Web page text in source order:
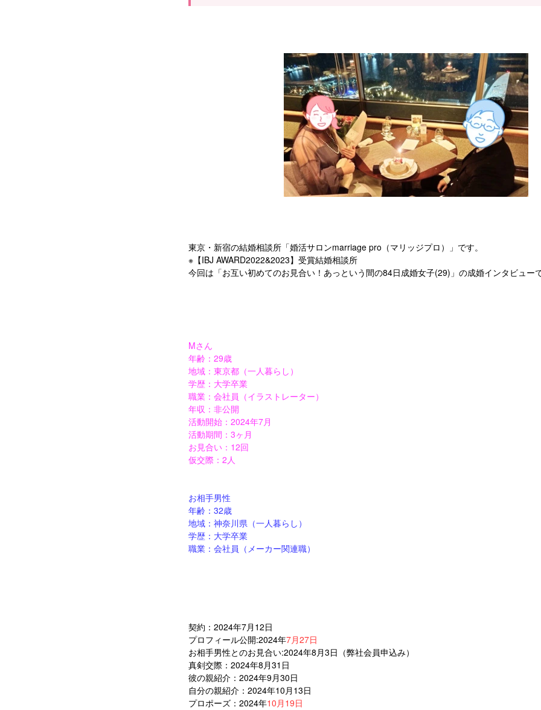
東京・新宿の結婚相談所「婚活サロンmarriage pro （マリッジプロ）」です。
※ 【 IBJ AWARD2022&2023 】受賞結婚相談所
今回は「お互い初めてのお見合い！あっという間の84 日成婚女子(29) 」の成婚インタビュー
Mさん
年齢：29歳
地域：東京都（一人暮らし）
学歴：大学卒業
職業：会社員（イラストレーター）
年収：非公開
活動開始：2024年7月
活動期間：3ヶ月
お見合い：12回
仮交際：2人
お相手男性
年齢：32歳
地域：神奈川県（一人暮らし）
学歴：大学卒業
職業：会社員（メーカー関連職）
契約：2024年7月12日
プロフィール公開:2024年7月27日
お相手男性とのお見合い:2024年8月3日（弊社会員申込み）
真剣交際：2024年8月31日
彼の親紹介：2024年9月30日
自分の親紹介：2024年10月13日
プロポーズ：2024年10月19日